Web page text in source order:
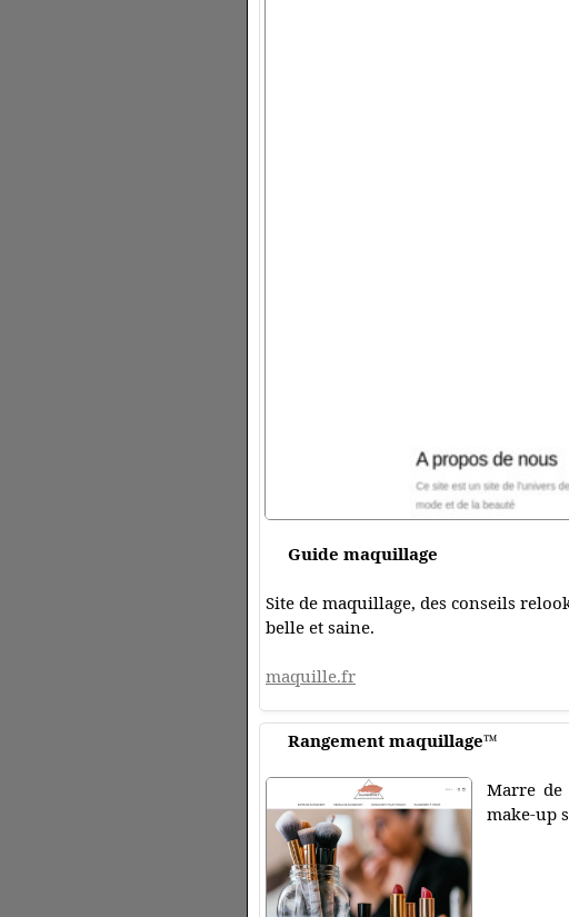
Guide maquillage
Site de maquillage, des conseils
belle et saine.
maquille.fr
Rangement maquillage™
Marre de
make-up